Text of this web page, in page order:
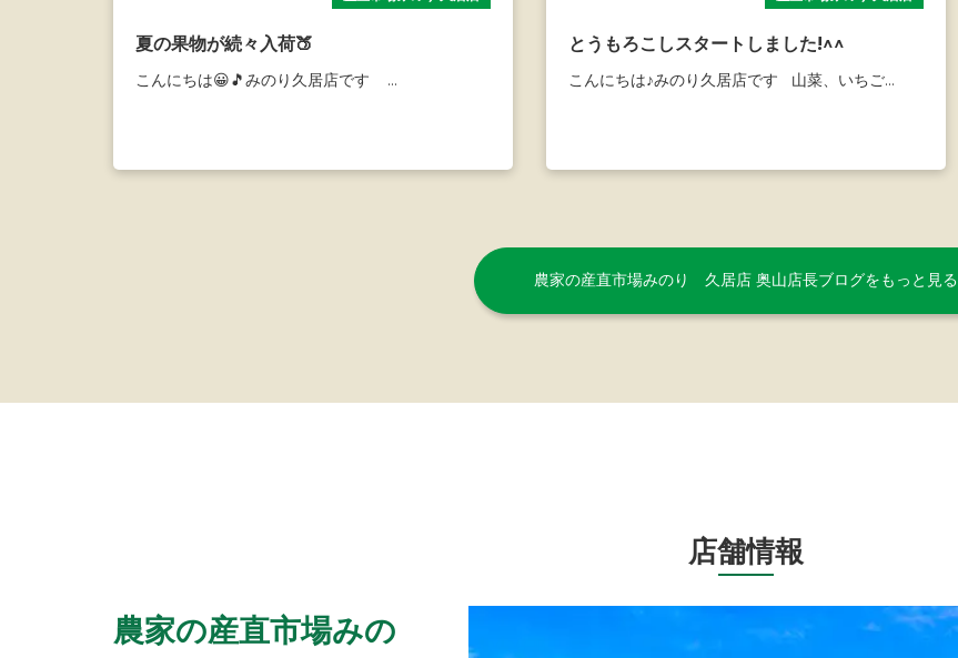
夏の果物が続々入荷🍑
こんにちは😀🎵みのり久居店です ...
とうもろこしスタートしました!^^
こんにちは♪みのり久居店です 山菜、いちご...
農家の産直市場みのり 久居店 奥山店長ブログをもっと見る
店舗情報
農家の産直市場みの